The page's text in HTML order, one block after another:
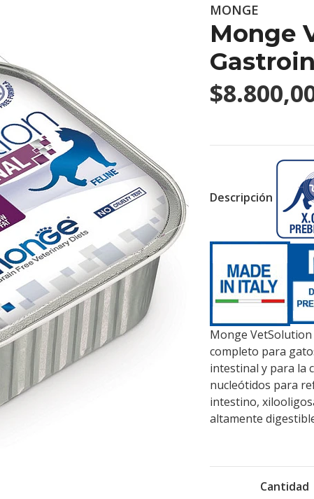
MONGE
Monge
Descripción
Monge
completo para
intestinal y para la
nucleótidos para
intestino,
altamente
Cantidad